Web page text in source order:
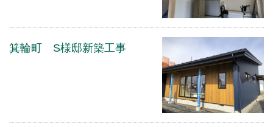
箕輪町 S様邸新築工事